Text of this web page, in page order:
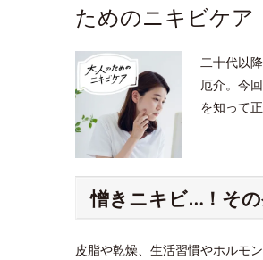
ためのニキビケア
二十代以
厄介。今
を知って
憎きニキビ…！そ
皮脂や乾燥、生活習慣やホルモ